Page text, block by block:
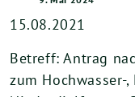
15.08.2021
Betreff: Antrag
zum Hochwasser-